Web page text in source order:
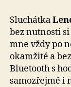
Sluchátka
bez nutnosti
mne vždy po
okamžité a
Bluetooth s
samozřejmě i